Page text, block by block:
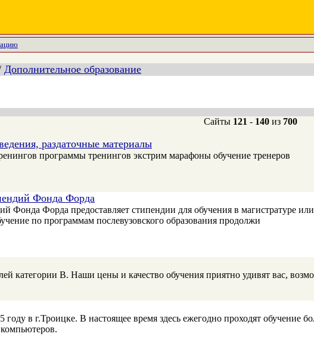
Дополнительное образование
Сайты 121 - 140из 700
раздаточные материалы
программы тренингов экстрим марафоны обучение тренеров
Фонда Форда
Фонда Форда предоставляет стипендии для обучения в
по программам послевузовского образования продолжи
категории В. Наши цены и качество обучения приятно удивят вас,
в г.Троицке. В настоящее время здесь ежегодно проходят обучение